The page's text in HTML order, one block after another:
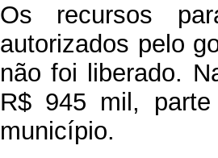
Os recursos
autorizados pelo
não foi liberado.
R$ 945 mil,
município.